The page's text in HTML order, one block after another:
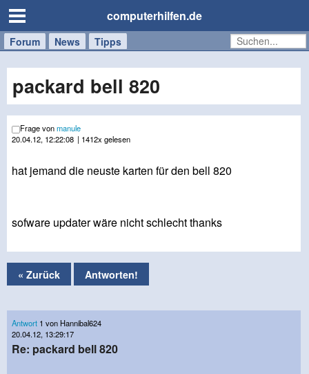
computerhilfen.de
Forum News Tipps
Handy
Tablet
Windows
Mac
packard bell 820
Frage vonmanule
20.04.12, 12:22:08 | 1412x gelesen
hat jemand die neuste karten für den bell 820
sofware updater wäre nicht schlecht thanks
« Zurück Antworten!
Antwort 1 von Hannibal624
20.04.12, 13:29:17
Re: packard bell 820